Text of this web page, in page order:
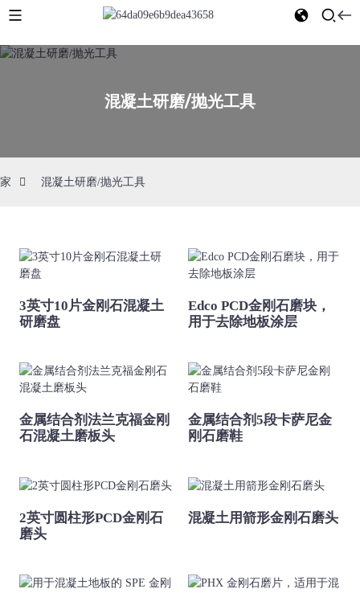
混凝土研磨/抛光工具
家 混凝土研磨/抛光工具
3英寸10片金刚石混凝土
研磨盘
Edco PCD金刚石磨块，
用于去除地板涂层
金属结合剂法兰克福金刚
石混凝土磨板头
金属结合剂5段卡萨尼金
刚石磨鞋
2英寸圆柱形PCD金刚石
磨头
混凝土用箭形金刚石磨头